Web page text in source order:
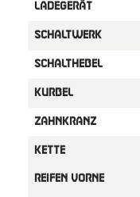
LADEGERäT
SCHALTWERK
SCHALTHEBEL
KURBEL
ZAHNKRANZ
KETTE
REIFEN VORNE